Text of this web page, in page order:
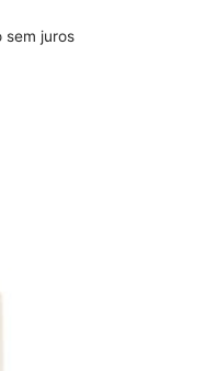
sem juros